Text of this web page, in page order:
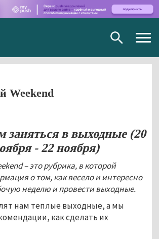
Weekend
заняться в выходные (20
- 22 ноября)
– это рубрика, в которой
о том, как весело и интересно
неделю и провести выходные.
нам теплые выходные, а мы
как сделать их